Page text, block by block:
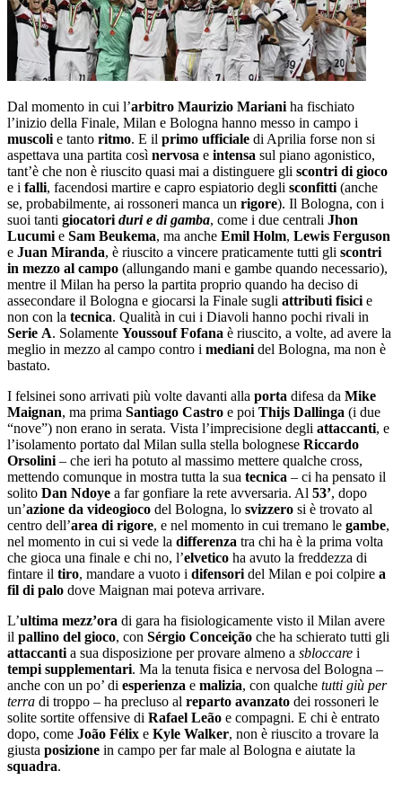
Dal momento in cui l’arbitro Maurizio Mariani ha fischiato
l’inizio della Finale, Milan e Bologna hanno messo in campo i
muscoli e tanto ritmo. E il primo ufficiale di Aprilia forse non si
aspettava una partita così nervosa e intensa sul piano agonistico,
tant’è che non è riuscito quasi mai a distinguere gli scontri di gioco
e i falli, facendosi martire e capro espiatorio degli sconfitti (anche
se, probabilmente, ai rossoneri manca un rigore). Il Bologna, con i
suoi tanti giocatori duri e di gamba, come i due centrali Jhon
Lucumi e Sam Beukema, ma anche Emil Holm, Lewis Ferguson
e Juan Miranda, è riuscito a vincere praticamente tutti gli scontri
in mezzo al campo (allungando mani e gambe quando necessario),
mentre il Milan ha perso la partita proprio quando ha deciso di
assecondare il Bologna e giocarsi la Finale sugli attributi fisici e
non con la tecnica. Qualità in cui i Diavoli hanno pochi rivali in
Serie A. Solamente Youssouf Fofana è riuscito, a volte, ad avere la
meglio in mezzo al campo contro i mediani del Bologna, ma non è
bastato.
I felsinei sono arrivati più volte davanti alla porta difesa da Mike
Maignan, ma prima Santiago Castro e poi Thijs Dallinga (i due
“nove”) non erano in serata. Vista l’imprecisione degli attaccanti, e
l’isolamento portato dal Milan sulla stella bolognese Riccardo
Orsolini – che ieri ha potuto al massimo mettere qualche cross,
mettendo comunque in mostra tutta la sua tecnica – ci ha pensato il
solito Dan Ndoye a far gonfiare la rete avversaria. Al 53’, dopo
un’azione da videogioco del Bologna, lo svizzero si è trovato al
centro dell’area di rigore, e nel momento in cui tremano le gambe,
nel momento in cui si vede la differenza tra chi ha è la prima volta
che gioca una finale e chi no, l’elvetico ha avuto la freddezza di
fintare il tiro, mandare a vuoto i difensori del Milan e poi colpire a
fil di palo dove Maignan mai poteva arrivare.
L’ultima mezz’ora di gara ha fisiologicamente visto il Milan avere
il pallino del gioco, con Sérgio Conceição che ha schierato tutti gli
attaccanti a sua disposizione per provare almeno a sbloccare i
tempi supplementari. Ma la tenuta fisica e nervosa del Bologna –
anche con un po’ di esperienza e malizia, con qualche tutti giù per
terra di troppo – ha precluso al reparto avanzato dei rossoneri le
solite sortite offensive di Rafael Leão e compagni. E chi è entrato
dopo, come João Félix e Kyle Walker, non è riuscito a trovare la
giusta posizione in campo per far male al Bologna e aiutate la
squadra.